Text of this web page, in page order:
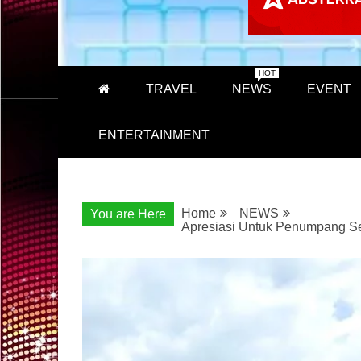
TRAVEL NEWS
HOT
EVENT
ENTERTAINMENT
You are Here Home
NEWS
Apresiasi Untuk Penumpang